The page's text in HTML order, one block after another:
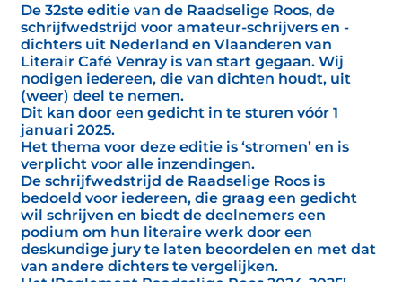
De 32ste editie van de Raadselige Roos, de
schrijfwedstrijd voor amateur-schrijvers en -
dichters uit Nederland en Vlaanderen van
Literair Café Venray is van start gegaan. Wij
nodigen iedereen, die van dichten houdt, uit
(weer) deel te nemen.
Dit kan door een gedicht in te sturen vóór 1
januari 2025.
Het thema voor deze editie is ‘stromen’ en is
verplicht voor alle inzendingen.
De schrijfwedstrijd de Raadselige Roos is
bedoeld voor iedereen, die graag een gedicht
wil schrijven en biedt de deelnemers een
podium om hun literaire werk door een
deskundige jury te laten beoordelen en met dat
van andere dichters te vergelijken.